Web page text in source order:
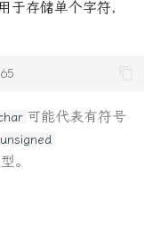
于存储单个字符，
可能代表有符号
unsigned
。